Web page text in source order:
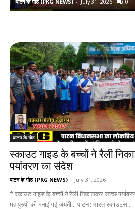
पाटन के गोठ (PKG NEWS) - July 31, 2026 0
पाटन के गोठ
स्काउट गाइड के बच्चों ने रैली
पर्यावरण का संदेश
पाटन के गोठ (PKG NEWS) - July 31, 2026
* स्काउट गाइड के बच्चों ने रैली निकालकर स्वच्छ
महापुरुषों की मनाई गई जयंती... पाटन : भारत स्काउट्स...